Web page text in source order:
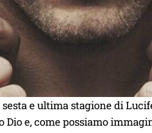
e ultima stagione di
e, come possiamo